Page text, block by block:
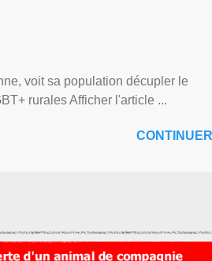
voit sa population décupler le
rurales Afficher l'article ...